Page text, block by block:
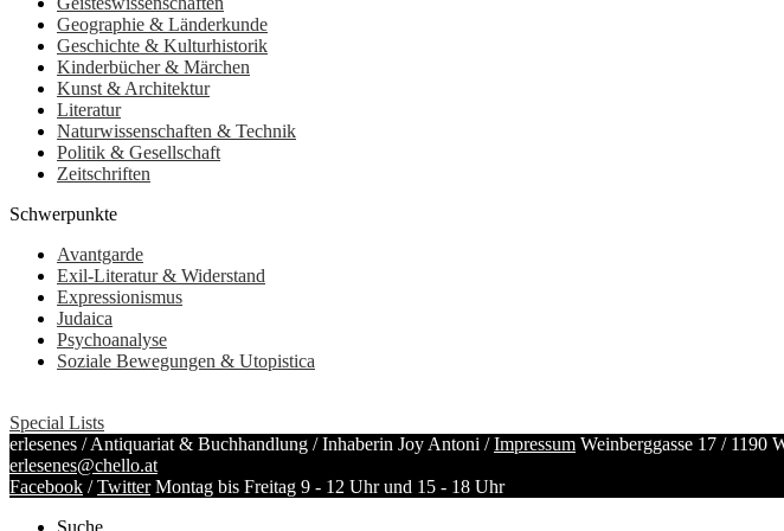
Geographie & Länderkunde
Geschichte & Kulturhistorik
Kinderbücher & Märchen
Kunst & Architektur
Literatur
Naturwissenschaften & Technik
Politik & Gesellschaft
Zeitschriften
Schwerpunkte
Avantgarde
Exil-Literatur & Widerstand
Expressionismus
Judaica
Psychoanalyse
Soziale Bewegungen & Utopistica
Special Lists
erlesenes / Antiquariat & Buchhandlung / Inhaberin Joy Antoni /Impressum Weinberggasse 17 / 1190
erlesenes@chello.at
Facebook /Twitter Montag bis Freitag 9 - 12 Uhr und 15 - 18 Uhr
Suche